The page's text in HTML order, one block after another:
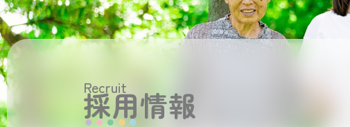
Recruit
採用情報